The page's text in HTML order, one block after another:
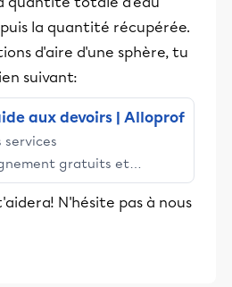
la quantité récupérée.
d'aire d'une sphère, tu
suivant:
aux devoirs | Alloprof
services
gratuits et
engage les élèves
dans la réussite
N'hésite pas à nous